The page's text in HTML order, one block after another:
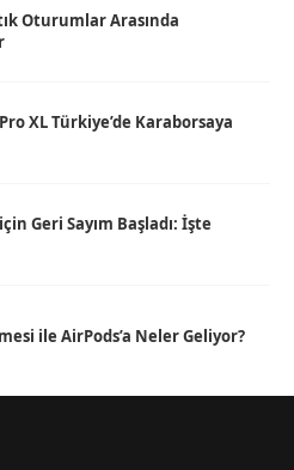
Oturumlar Arasında
XL Türkiye’de Karaborsaya
Geri Sayım Başladı: İşte
ile AirPods’a Neler Geliyor?